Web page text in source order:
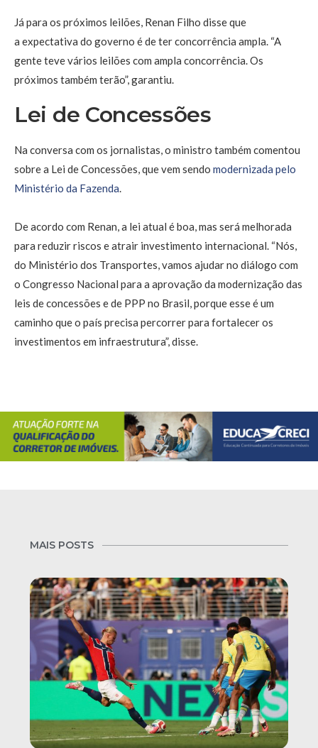
Já para os próximos leilões, Renan Filho disse que
a expectativa do governo é de ter concorrência ampla. “A
gente teve vários leilões com ampla concorrência. Os
próximos também terão”, garantiu.
Lei de Concessões
Na conversa com os jornalistas, o ministro também comentou
sobre a Lei de Concessões, que vem sendo modernizada pelo
Ministério da Fazenda.
De acordo com Renan, a lei atual é boa, mas será melhorada
para reduzir riscos e atrair investimento internacional. “Nós,
do Ministério dos Transportes, vamos ajudar no diálogo com
o Congresso Nacional para a aprovação da modernização das
leis de concessões e de PPP no Brasil, porque esse é um
caminho que o país precisa percorrer para fortalecer os
investimentos em infraestrutura”, disse.
MAIS POSTS